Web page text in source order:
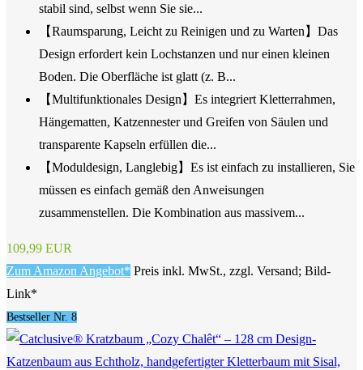
stabil sind, selbst wenn Sie sie...
【Raumsparung, Leicht zu Reinigen und zu Warten】Das
Design erfordert kein Lochstanzen und nur einen kleinen
Boden. Die Oberfläche ist glatt (z. B...
【Multifunktionales Design】Es integriert Kletterrahmen,
Hängematten, Katzennester und Greifen von Säulen und
transparente Kapseln erfüllen die...
【Moduldesign, Langlebig】Es ist einfach zu installieren, Sie
müssen es einfach gemäß den Anweisungen
zusammenstellen. Die Kombination aus massivem...
109,99 EUR
Zum Amazon Angebot* Preis inkl. MwSt., zzgl. Versand; Bild-
Link*
Bestseller Nr. 8